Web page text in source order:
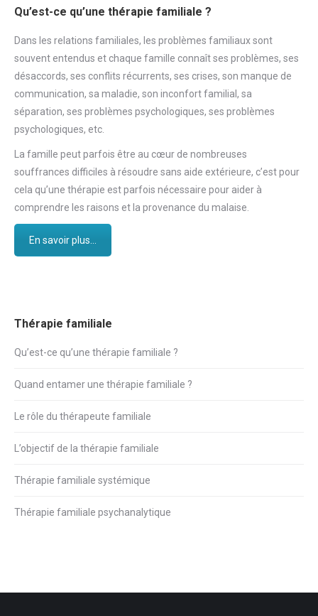
Qu’est-ce qu’une thérapie familiale ?
Dans les relations familiales, les problèmes familiaux sont
souvent entendus et chaque famille connaît ses problèmes, ses
désaccords, ses conflits récurrents, ses crises, son manque de
communication, sa maladie, son inconfort familial, sa
séparation, ses problèmes psychologiques, ses problèmes
psychologiques, etc.
La famille peut parfois être au cœur de nombreuses
souffrances difficiles à résoudre sans aide extérieure, c’est pour
cela qu’une thérapie est parfois nécessaire pour aider à
comprendre les raisons et la provenance du malaise.
En savoir plus...
Thérapie familiale
Qu’est-ce qu’une thérapie familiale ?
Quand entamer une thérapie familiale ?
Le rôle du thérapeute familiale
L’objectif de la thérapie familiale
Thérapie familiale systémique
Thérapie familiale psychanalytique